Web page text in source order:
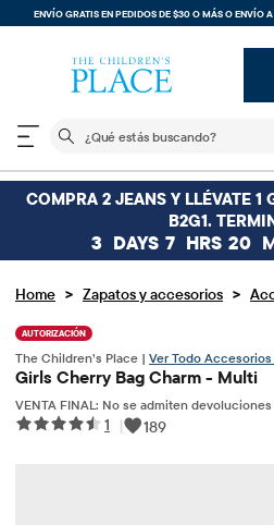
ENVÍO GRATIS EN PEDIDOS DE $30 O MÁS OENVÍO A
El siguiente campo de
COMPRA 2 JEANS Y LLÉVATE 1
B2G1.
3 DAYS 7 HRS 20
Home > Zapatos y accesorios >
AUTORIZACIÓN
The Children’s Place | Ver Todo Accesorios
Girls Cherry Bag Charm - Multi
VENTA FINAL: No se admiten
1 | 189